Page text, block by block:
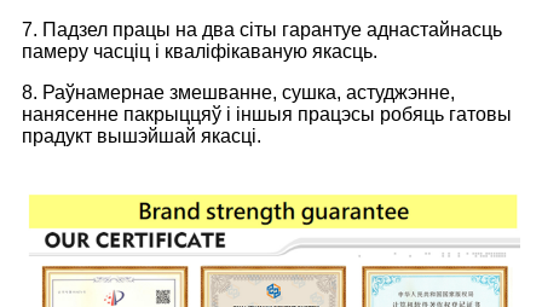
7. Падзел працы на два сіты гарантуе аднастайнасць
памеру часціц і кваліфікаваную якасць.
8. Раўнамернае змешванне, сушка, астуджэнне,
нанясенне пакрыццяў і іншыя працэсы робяць гатовы
прадукт вышэйшай якасці.